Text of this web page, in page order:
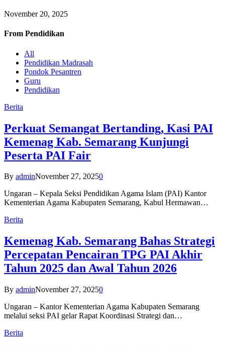
November 20, 2025
From Pendidikan
All
Pendidikan Madrasah
Pondok Pesantren
Guru
Pendidikan
Berita
Perkuat Semangat Bertanding, Kasi PAI
Kemenag Kab. Semarang Kunjungi
Peserta PAI Fair
By adminNovember 27, 20250
Ungaran – Kepala Seksi Pendidikan Agama Islam (PAI) Kantor
Kementerian Agama Kabupaten Semarang, Kabul Hermawan…
Berita
Kemenag Kab. Semarang Bahas Strategi
Percepatan Pencairan TPG PAI Akhir
Tahun 2025 dan Awal Tahun 2026
By adminNovember 27, 20250
Ungaran – Kantor Kementerian Agama Kabupaten Semarang
melalui seksi PAI gelar Rapat Koordinasi Strategi dan…
Berita